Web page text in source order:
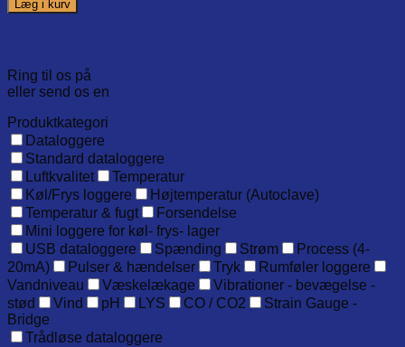
Fødevaretilberednings
antal
Læg i kurv
Ring til os på
eller send os en
Produktkategori
Dataloggere
Standard dataloggere
Luftkvalitet
Temperatur
Køl/Frys loggere
Højtemperatur (Autoclave)
Temperatur & fugt
Forsendelse
Mini loggere for køl- frys- lager
USB dataloggere
Spænding Strøm
Process (4-
20mA)
Pulser & hændelser Tryk
Rumføler loggere
Vandniveau
Væskelækage
Vibrationer - bevægelse -
stød
Vind pH LYS CO / CO2
Strain Gauge -
Bridge
Trådløse dataloggere